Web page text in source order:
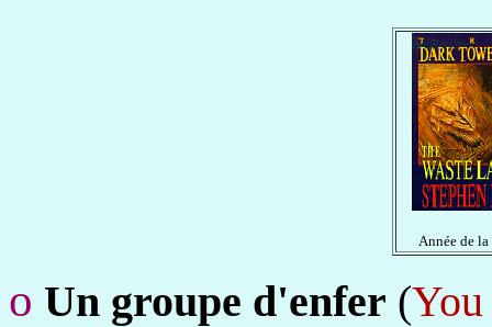
Année de la
o Un groupe d'enfer (